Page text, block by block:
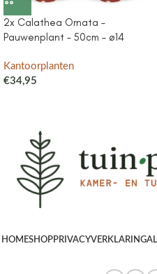
2x Calathea Ornata –
Pauwenplant – 50cm – ø14
Kantoorplanten
€34,95
HOMESHOPPRIVACYVERKLARING